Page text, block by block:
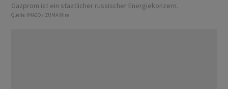
Gazprom ist ein staatlicher russischer Energiekonzern.
Quelle: IMAGO / ZUMA Wire